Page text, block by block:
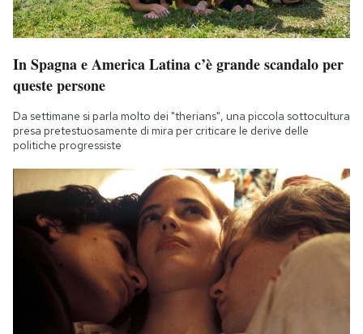
In Spagna e America Latina c’è grande scandalo per
queste persone
Da settimane si parla molto dei "therians", una piccola sottocultura
presa pretestuosamente di mira per criticare le derive delle
politiche progressiste